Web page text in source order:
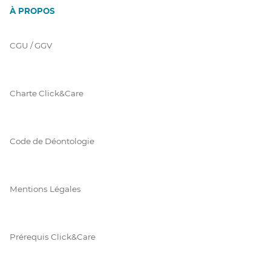
À PROPOS
CGU / GGV
Charte Click&Care
Code de Déontologie
Mentions Légales
Prérequis Click&Care